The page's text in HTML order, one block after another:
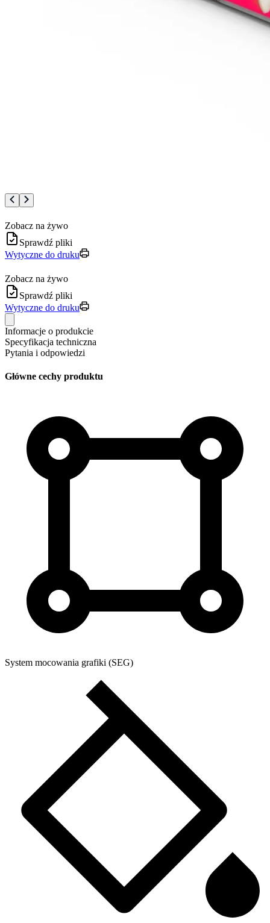
Zobacz na żywo
Sprawdź pliki
Wytyczne do druku
Zobacz na żywo
Sprawdź pliki
Wytyczne do druku
Informacje o produkcie
Specyfikacja techniczna
Pytania i odpowiedzi
Główne cechy produktu
System mocowania grafiki (SEG)